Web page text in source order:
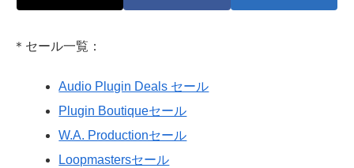
＊セール一覧：
Audio Plugin Deals セール
Plugin Boutiqueセール
W.A. Productionセール
Loopmastersセール